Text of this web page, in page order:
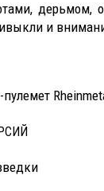
дерьмом,
и